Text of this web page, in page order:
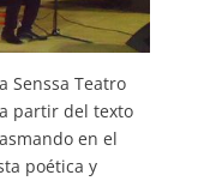
Senssa Teatro
partir del texto
en el
poética y